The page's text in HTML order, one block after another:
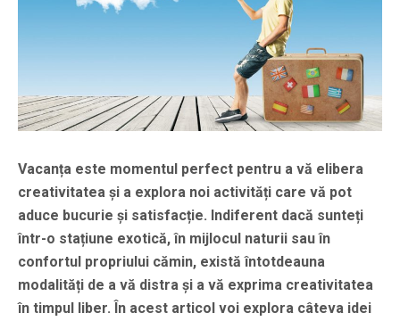
Vacanța este momentul perfect pentru a vă elibera
creativitatea și a explora noi activități care vă pot
aduce bucurie și satisfacție. Indiferent dacă sunteți
într-o stațiune exotică, în mijlocul naturii sau în
confortul propriului cămin, există întotdeauna
modalități de a vă distra și a vă exprima creativitatea
în timpul liber. În acest articol voi explora câteva idei